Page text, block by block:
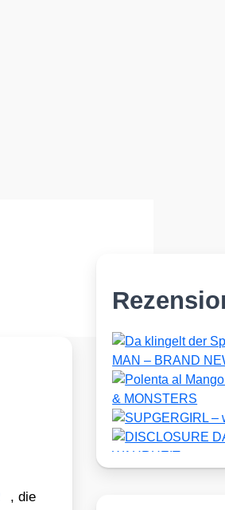
, die